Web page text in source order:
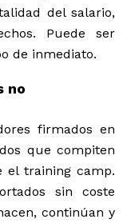
del salario,
Puede ser
de inmediato.
no
firmados en
que compiten
el training camp.
sin coste
continúan y